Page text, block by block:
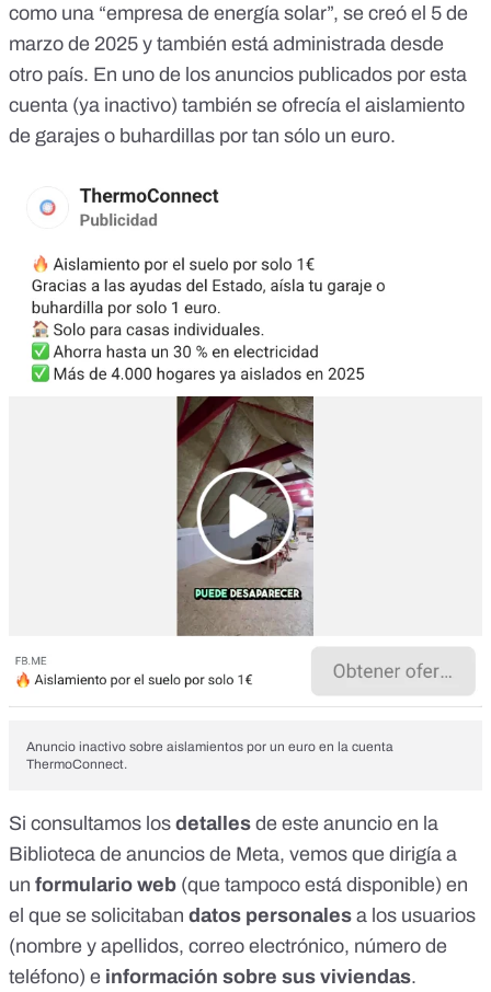
como una “empresa de energía solar”, se creó el 5 de
marzo de 2025 y también está administrada desde
otro país. En uno de los anuncios publicados por esta
cuenta (ya inactivo) también se ofrecía el aislamiento
de garajes o buhardillas por tan sólo un euro.
Anuncio inactivo sobre aislamientos por un euro en la cuenta
ThermoConnect.
Si consultamos los detalles de este anuncio en la
Biblioteca de anuncios de Meta, vemos que dirigía a
un formulario web (que tampoco está disponible) en
el que se solicitaban datos personales a los usuarios
(nombre y apellidos, correo electrónico, número de
teléfono) e información sobre sus viviendas.